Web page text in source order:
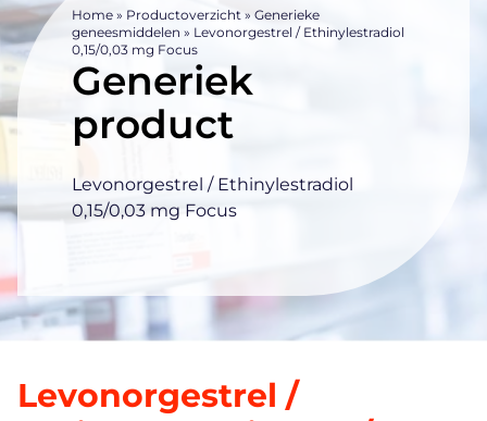
Home » Productoverzicht » Generieke
geneesmiddelen » Levonorgestrel / Ethinylestradiol
0,15/0,03 mg Focus
Generiek
product
Levonorgestrel / Ethinylestradiol
0,15/0,03 mg Focus
Levonorgestrel /